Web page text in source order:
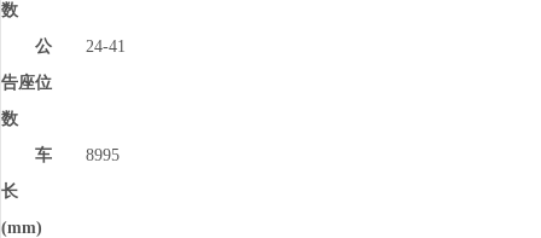
数
公
告座位
数
24-41
车
长
(mm)
8995